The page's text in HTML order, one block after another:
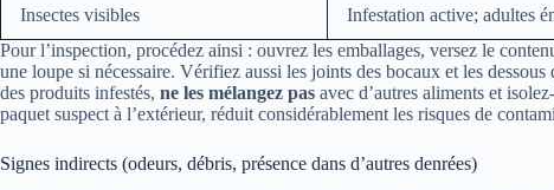
Insectes visibles
Infestation active; adultes
Pour l’inspection, procédez ainsi : ouvrez les emballages, versez le
une loupe si nécessaire. Vérifiez aussi les joints des bocaux et les
des produits infestés, ne les mélangez pas avec d’autres aliments et
paquet suspect à l’extérieur, réduit considérablement les risques de
Signes indirects (odeurs, débris, présence dans d’autres denrées)